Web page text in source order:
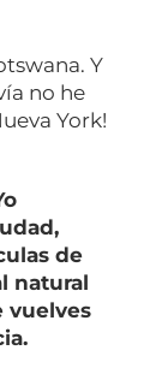
Y
no he
York!
de
natural
vuelves